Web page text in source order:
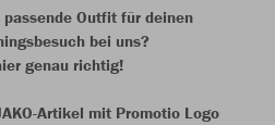
passende Outfit für deinen
bei uns?
genau richtig!
Artikel mit Promotio Logo